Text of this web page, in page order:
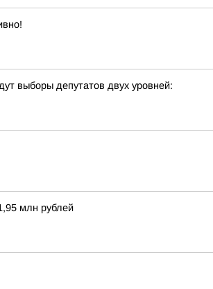
выборы депутатов двух уровней:
млн рублей